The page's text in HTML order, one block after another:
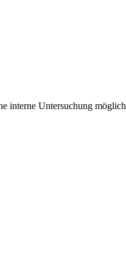
interne Untersuchung möglich